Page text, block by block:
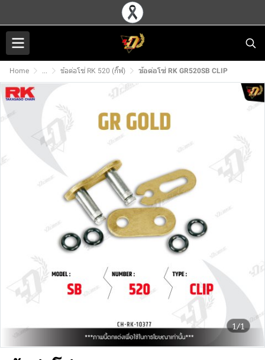
Home ... ข้อต่อโซ่ RK 520 (กิ๊ฟ) ข้อต่อโซ่ RK GR520SB CLIP
1/1